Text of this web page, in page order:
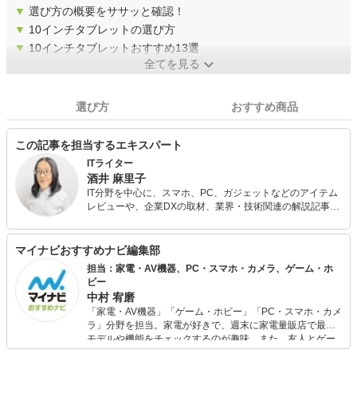
▼ 選び方の概要をササッと確認！
▼ 10インチタブレットの選び方
▼ 10インチタブレットおすすめ13選
全てを見る
選び方 おすすめ商品
この記事を担当するエキスパート
ITライター
酒井 麻里子
IT分野を中心に、スマホ、PC、ガジェットなどのアイテム
レビューや、企業DXの取材、業界・技術関連の解説記事な
グロボットの話題なども発信。テレワーク×メタバースの可
能性を考えるWEBマガジン『Zat's VR』運営。株式会社ウ
レルブン代表。
マイナビおすすめナビ編集部
担当：家電・AV機器、PC・スマホ・カメラ、ゲーム・ホ
ビー
中村 宥磨
「家電・AV機器」「ゲーム・ホビー」「PC・スマホ・カメ
ラ」分野を担当。家電が好きで、週末に家電量販店で最新
モデルや機能をチェックするのが趣味。また、友人とゲー
ムを楽しみながら、新作タイトルやイベント情報もいち早